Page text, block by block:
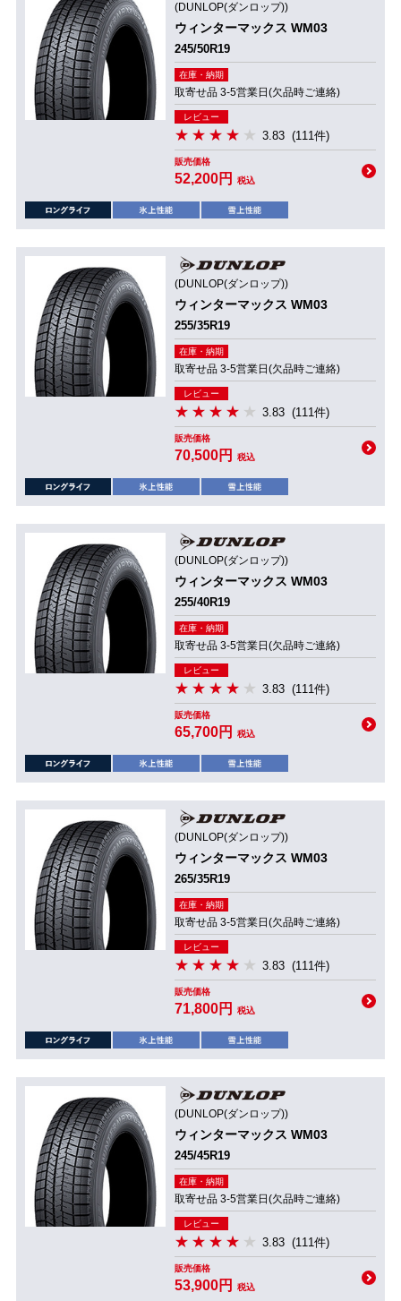
(DUNLOP(ダンロップ))
ウィンターマックス WM03
245/50R19
在庫・納期
取寄せ品 3-5営業日(欠品時ご連絡)
レビュー
3.83 (111件)
販売価格
52,200円 税込
(DUNLOP(ダンロップ))
ウィンターマックス WM03
255/35R19
在庫・納期
取寄せ品 3-5営業日(欠品時ご連絡)
レビュー
3.83 (111件)
販売価格
70,500円 税込
(DUNLOP(ダンロップ))
ウィンターマックス WM03
255/40R19
在庫・納期
取寄せ品 3-5営業日(欠品時ご連絡)
レビュー
3.83 (111件)
販売価格
65,700円 税込
(DUNLOP(ダンロップ))
ウィンターマックス WM03
265/35R19
在庫・納期
取寄せ品 3-5営業日(欠品時ご連絡)
レビュー
3.83 (111件)
販売価格
71,800円 税込
(DUNLOP(ダンロップ))
ウィンターマックス WM03
245/45R19
在庫・納期
取寄せ品 3-5営業日(欠品時ご連絡)
レビュー
3.83 (111件)
販売価格
53,900円 税込